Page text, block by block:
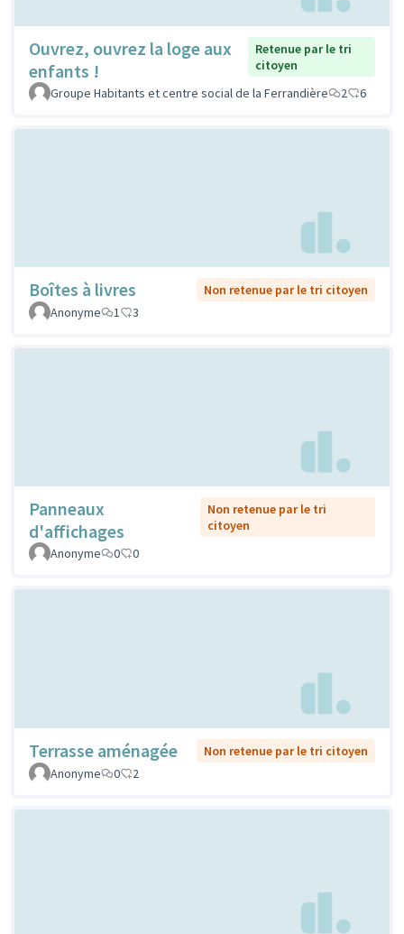
Ouvrez, ouvrez la loge aux
enfants !
Retenue par le tri
citoyen
Groupe Habitants et centre social de la Ferrandière
2 6
Boîtes à livres
Non retenue par le tri citoyen
Anonyme
1 3
Panneaux
d'affichages
Non retenue par le tri
citoyen
Anonyme
0 0
Terrasse aménagée
Non retenue par le tri citoyen
Anonyme
0 2